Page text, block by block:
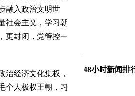
融入政治文明世
社会主义，学习朝
更封闭，党管控一
治经济文化集权，
个人极权王朝，习
48小时新闻排